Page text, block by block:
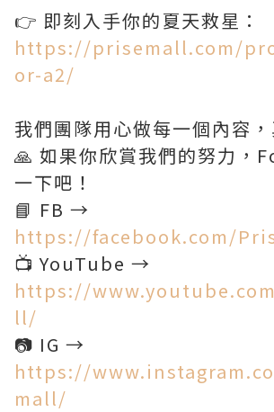
👉 即刻入手你的夏天救星：
https://prisemall.com/
or-a2/
我們團隊用心做每一個內容
🙏 如果你欣賞我們的努力，
一下吧！
📘 FB →
https://facebook.com/
📺 YouTube →
https://
ll/
📷 IG →
https://
mall/